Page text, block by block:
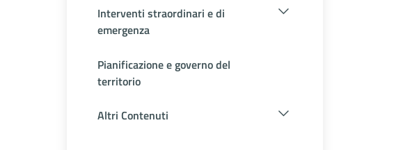
Interventi straordinari e di
emergenza
Pianificazione e governo del
territorio
Altri Contenuti